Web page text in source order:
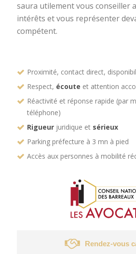
saura utilement vous conseiller
intérêts et vous représenter
compétent.
Proximité, contact direct,
Respect, écoute et attention
Réactivité et réponse rapide (par
téléphone)
Rigueur juridique et sérieux
Parking préfecture à 3 mn à pied
Accès aux personnes à mobilité
Rendez-vous